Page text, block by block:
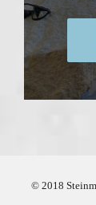
© 2018